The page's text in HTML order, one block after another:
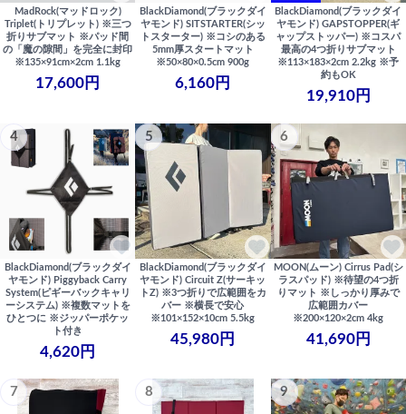
MadRock(マッドロック)
Triplet(トリプレット) ※三つ
折りサブマット ※パッド間
の「魔の隙間」を完全に封印
※135×91cm×2cm 1.1kg
17,600円
BlackDiamond(ブラックダイ
ヤモンド) SITSTARTER(シッ
トスターター) ※コシのある
5mm厚スタートマット
※50×80×0.5cm 900g
6,160円
BlackDiamond(ブラックダイ
ヤモンド) GAPSTOPPER(ギ
ャップストッパー) ※コスパ
最高の4つ折りサブマット
※113×183×2cm 2.2kg ※予
約もOK
19,910円
4
BlackDiamond(ブラックダイ
ヤモンド) Piggyback Carry
System(ピギーバックキャリ
ーシステム) ※複数マットを
ひとつに ※ジッパーポケッ
ト付き
4,620円
5
BlackDiamond(ブラックダイ
ヤモンド) Circuit Z(サーキッ
トZ) ※3つ折りで広範囲をカ
バー ※横長で安心
※101×152×10cm 5.5kg
45,980円
6
MOON(ムーン) Cirrus Pad(シ
ラスパッド) ※待望の4つ折
りマット ※しっかり厚みで
広範囲カバー
※200×120×2cm 4kg
41,690円
7 8 9